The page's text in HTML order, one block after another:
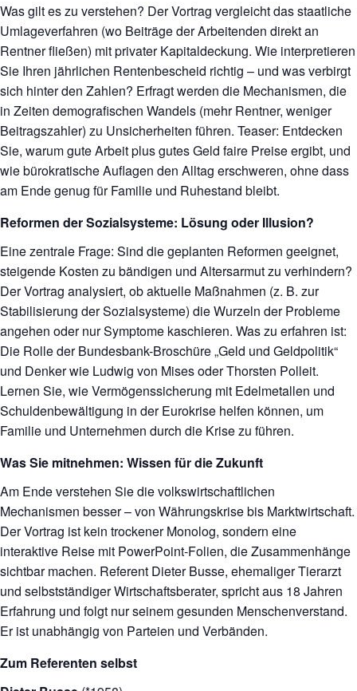
Was gilt es zu verstehen? Der Vortrag vergleicht das staatliche
Umlageverfahren (wo Beiträge der Arbeitenden direkt an
Rentner fließen) mit privater Kapitaldeckung. Wie interpretieren
Sie Ihren jährlichen Rentenbescheid richtig – und was verbirgt
sich hinter den Zahlen? Erfragt werden die Mechanismen, die
in Zeiten demografischen Wandels (mehr Rentner, weniger
Beitragszahler) zu Unsicherheiten führen. Teaser: Entdecken
Sie, warum gute Arbeit plus gutes Geld faire Preise ergibt, und
wie bürokratische Auflagen den Alltag erschweren, ohne dass
am Ende genug für Familie und Ruhestand bleibt.
Reformen der Sozialsysteme: Lösung oder Illusion?
Eine zentrale Frage: Sind die geplanten Reformen geeignet,
steigende Kosten zu bändigen und Altersarmut zu verhindern?
Der Vortrag analysiert, ob aktuelle Maßnahmen (z. B. zur
Stabilisierung der Sozialsysteme) die Wurzeln der Probleme
angehen oder nur Symptome kaschieren. Was zu erfahren ist:
Die Rolle der Bundesbank-Broschüre „Geld und Geldpolitik“
und Denker wie Ludwig von Mises oder Thorsten Polleit.
Lernen Sie, wie Vermögenssicherung mit Edelmetallen und
Schuldenbewältigung in der Eurokrise helfen können, um
Familie und Unternehmen durch die Krise zu führen.
Was Sie mitnehmen: Wissen für die Zukunft
Am Ende verstehen Sie die volkswirtschaftlichen
Mechanismen besser – von Währungskrise bis Marktwirtschaft.
Der Vortrag ist kein trockener Monolog, sondern eine
interaktive Reise mit PowerPoint-Folien, die Zusammenhänge
sichtbar machen. Referent Dieter Busse, ehemaliger Tierarzt
und selbstständiger Wirtschaftsberater, spricht aus 18 Jahren
Erfahrung und folgt nur seinem gesunden Menschenverstand.
Er ist unabhängig von Parteien und Verbänden.
Zum Referenten selbst